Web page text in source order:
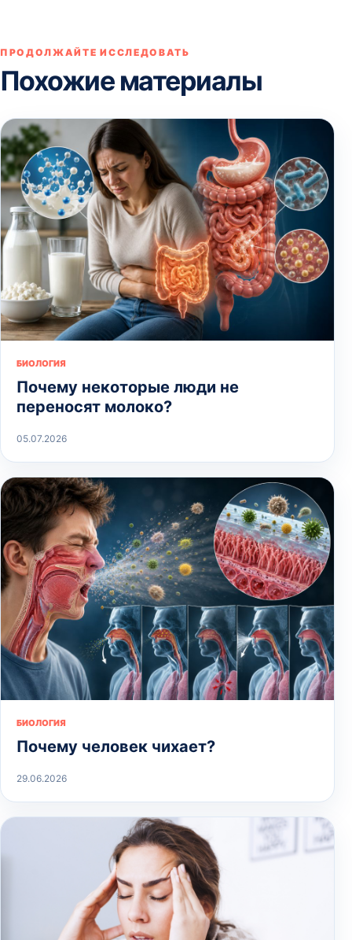
ПРОДОЛЖАЙТЕ ИССЛЕДОВАТЬ
Похожие материалы
БИОЛОГИЯ
Почему некоторые люди не
переносят молоко?
05.07.2026
БИОЛОГИЯ
Почему человек чихает?
29.06.2026